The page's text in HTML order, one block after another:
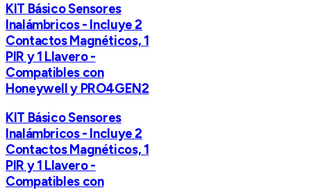
KIT Básico Sensores
Inalámbricos - Incluye 2
Contactos Magnéticos, 1
PIR y 1 Llavero -
Compatibles con
Honeywell y PRO4GEN2
KIT Básico Sensores
Inalámbricos - Incluye 2
Contactos Magnéticos, 1
PIR y 1 Llavero -
Compatibles con